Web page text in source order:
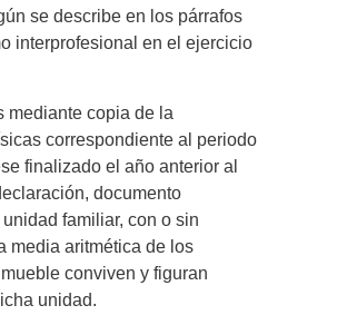
se describe en los párrafos
interprofesional en el ejercicio
mediante copia de la
correspondiente al periodo
finalizado el año anterior al
documento
familiar, con o sin
media aritmética de los
conviven y figuran
unidad.